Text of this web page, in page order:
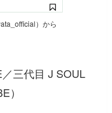
）から
三代目 J SOUL
）